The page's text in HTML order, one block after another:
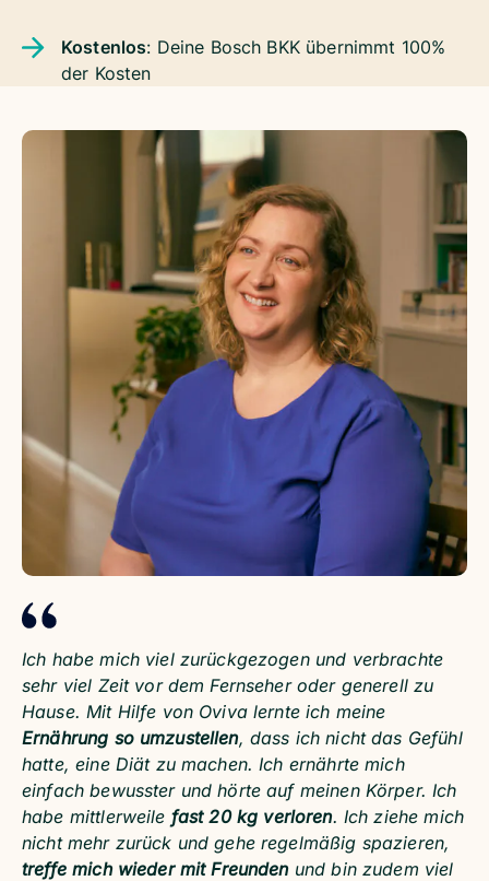
Kostenlos: Deine Bosch BKK übernimmt 100%
der Kosten
Ich habe mich viel zurückgezogen und verbrachte
sehr viel Zeit vor dem Fernseher oder generell zu
Hause. Mit Hilfe von Oviva lernte ich meine
Ernährung so umzustellen, dass ich nicht das Gefühl
hatte, eine Diät zu machen. Ich ernährte mich
einfach bewusster und hörte auf meinen Körper. Ich
habe mittlerweile fast 20 kg verloren. Ich ziehe mich
nicht mehr zurück und gehe regelmäßig spazieren,
treffe mich wieder mit Freundenund bin zudem viel